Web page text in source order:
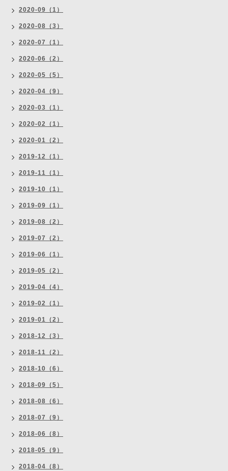
2020-09（1）
2020-08（3）
2020-07（1）
2020-06（2）
2020-05（5）
2020-04（9）
2020-03（1）
2020-02（1）
2020-01（2）
2019-12（1）
2019-11（1）
2019-10（1）
2019-09（1）
2019-08（2）
2019-07（2）
2019-06（1）
2019-05（2）
2019-04（4）
2019-02（1）
2019-01（2）
2018-12（3）
2018-11（2）
2018-10（6）
2018-09（5）
2018-08（6）
2018-07（9）
2018-06（8）
2018-05（9）
2018-04（8）